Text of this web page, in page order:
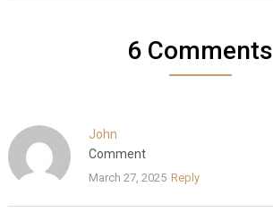
6 Comments
John
Comment
March 27, 2025 Reply